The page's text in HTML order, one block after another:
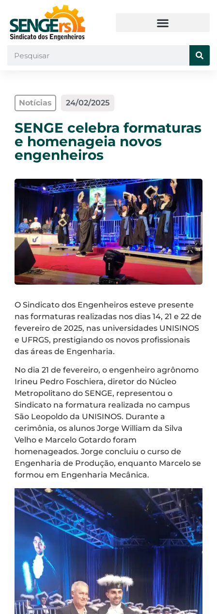
Notícias 24/02/2025
SENGE celebra formaturas
e homenageia novos
engenheiros
O Sindicato dos Engenheiros esteve presente
nas formaturas realizadas nos dias 14, 21 e 22 de
fevereiro de 2025, nas universidades UNISINOS
e UFRGS, prestigiando os novos profissionais
das áreas de Engenharia.
No dia 21 de fevereiro, o engenheiro agrônomo
Irineu Pedro Foschiera, diretor do Núcleo
Metropolitano do SENGE, representou o
Sindicato na formatura realizada no campus
São Leopoldo da UNISINOS. Durante a
cerimônia, os alunos Jorge William da Silva
Velho e Marcelo Gotardo foram
homenageados. Jorge concluiu o curso de
Engenharia de Produção, enquanto Marcelo se
formou em Engenharia Mecânica.